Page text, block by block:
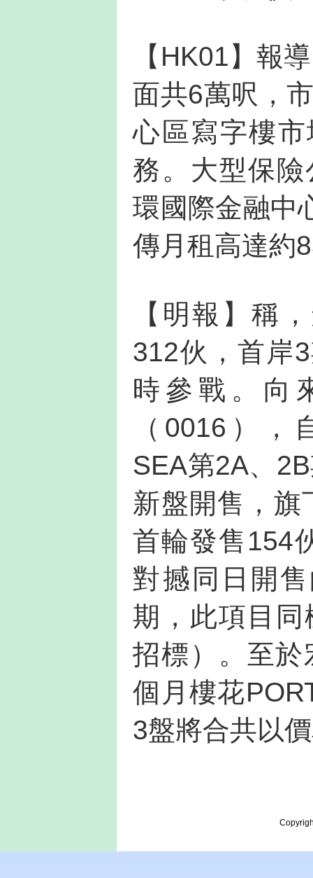
【HK01】報
面共6萬呎，
心區寫字樓
務。大型保
環國際金融中
傳月租高達約
【明報】稱
312伙，首岸
時參戰。向
（0016），
SEA第2A、
新盤開售，旗
首輪發售154
對撼同日開
期，此項目
招標）。至
個月樓花
3盤將合共以